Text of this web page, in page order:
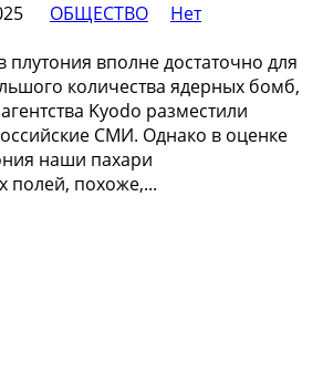
ОБЩЕСТВО
Нет
плутония вполне достаточно для
количества ядерных бомб,
Kyodo разместили
СМИ. Однако в оценке
наши пахари
похоже,...